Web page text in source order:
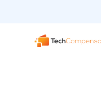
TechCompenso